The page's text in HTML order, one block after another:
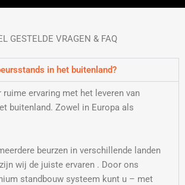
GESTELDE VRAGEN & FAQ
in het buitenland?
ruime ervaring met het leveren van
buitenland. Zowel in Europa als
beurzen in verschillende landen
wij de juiste ervaren . Door ons
standbouw systeem kunt u – met